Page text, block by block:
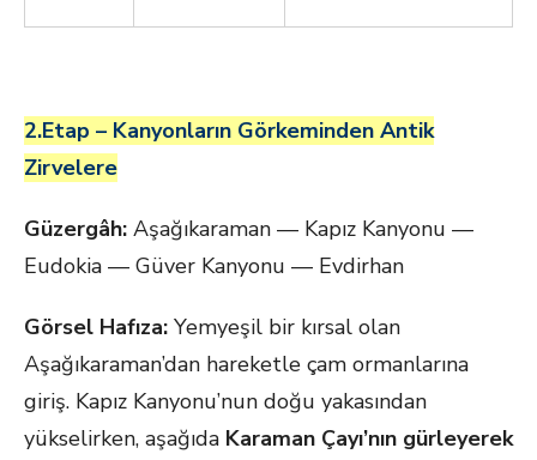
2.Etap – Kanyonların Görkeminden Antik
Zirvelere
Güzergâh: Aşağıkaraman — Kapız Kanyonu —
Eudokia — Güver Kanyonu — Evdirhan
Görsel Hafıza: Yemyeşil bir kırsal olan
Aşağıkaraman’dan hareketle çam ormanlarına
giriş. Kapız Kanyonu’nun doğu yakasından
yükselirken, aşağıda Karaman Çayı’nın gürleyerek